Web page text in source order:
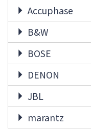
Accuphase
B&W
BOSE
DENON
JBL
marantz